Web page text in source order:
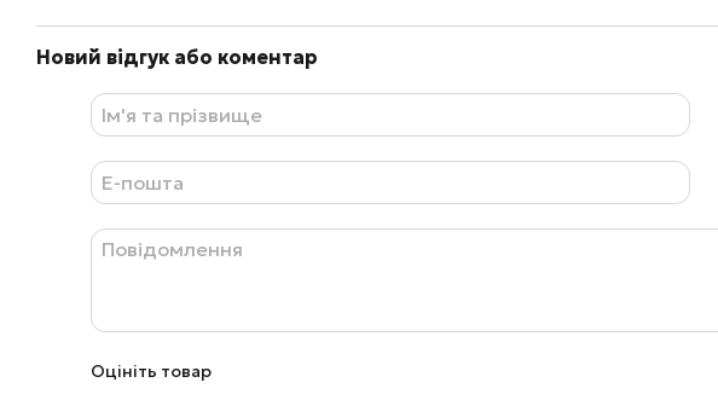
Новий відгук або коментар
Оцініть товар